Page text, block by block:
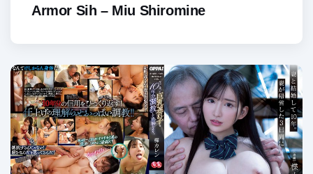
Armor Sih – Miu Shiromine